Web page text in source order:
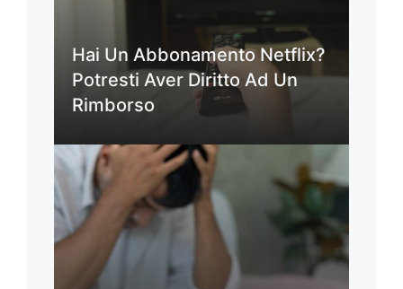
Hai Un Abbonamento Netflix?
Potresti Aver Diritto Ad Un
Rimborso